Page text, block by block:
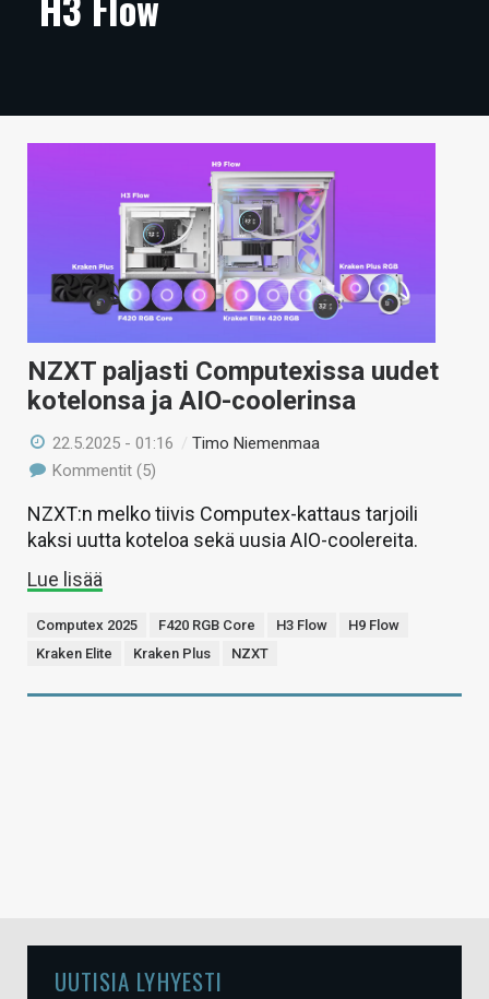
ARTIKKELIT
TECHBBS
VAIHDA TEEMA
HAKU
NZXT paljasti Computexissa uudet
kotelonsa ja AIO-coolerinsa
22.5.2025 - 01:16 /Timo Niemenmaa
Kommentit (5)
NZXT:n melko tiivis Computex-kattaus tarjoili
kaksi uutta koteloa sekä uusia AIO-coolereita.
Lue lisää
Computex 2025 F420 RGB Core H3 Flow
H9 Flow
Kraken Elite
Kraken Plus NZXT
UUTISIA LYHYESTI